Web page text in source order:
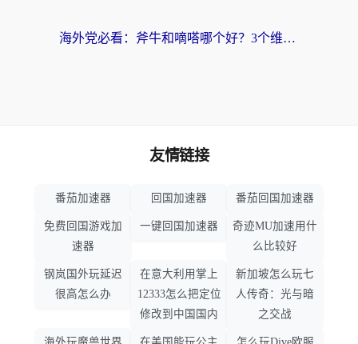
海外党必看：斧牛和嘀嗒哪个好？3个维度教你选对回国加速器
友情链接
番茄加速器 回国加速器 番茄回国加速器
免费回国游戏加
速器
一键回国加速器
奇迹MU加速用什
么比较好
钢岚国外玩延迟
很高怎么办
在意大利用掌上
12333怎么把定位
修改到中国国内
新加坡怎么玩七
人传奇：光与暗
之交战